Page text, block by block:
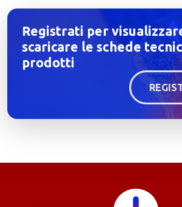
Registrati per
scaricare le schede
prodotti